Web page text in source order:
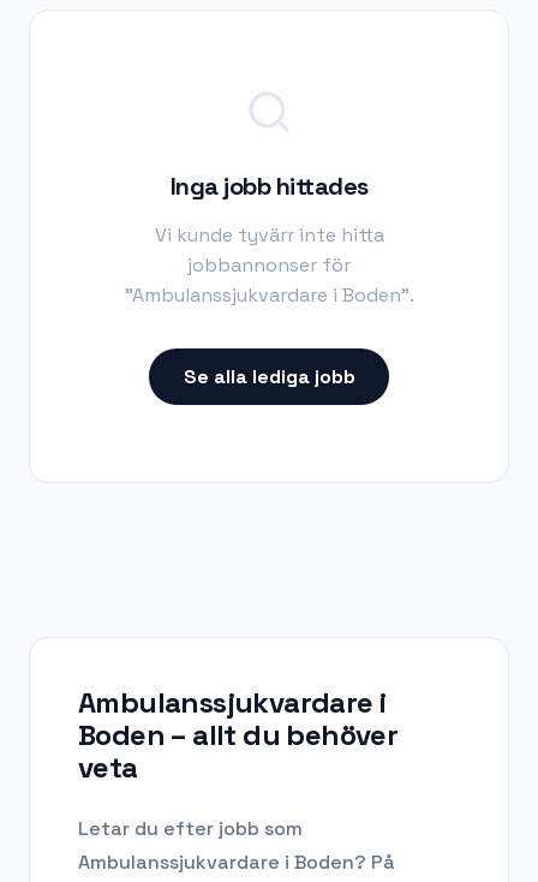
Inga jobb hittades
Vi kunde tyvärr inte hitta
jobbannonser för
"Ambulanssjukvardare i Boden".
Se alla lediga jobb
Ambulanssjukvardare i
Boden – allt du behöver
veta
Letar du efter jobb som
Ambulanssjukvardare i Boden? På